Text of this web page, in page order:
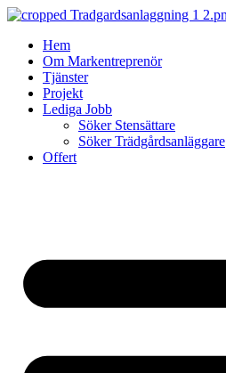
Skip
contentHem
Om Markentreprenör
Tjänster
Projekt
Lediga Jobb
Söker Stensättare
Söker Trädgårdsanläggare
Offert